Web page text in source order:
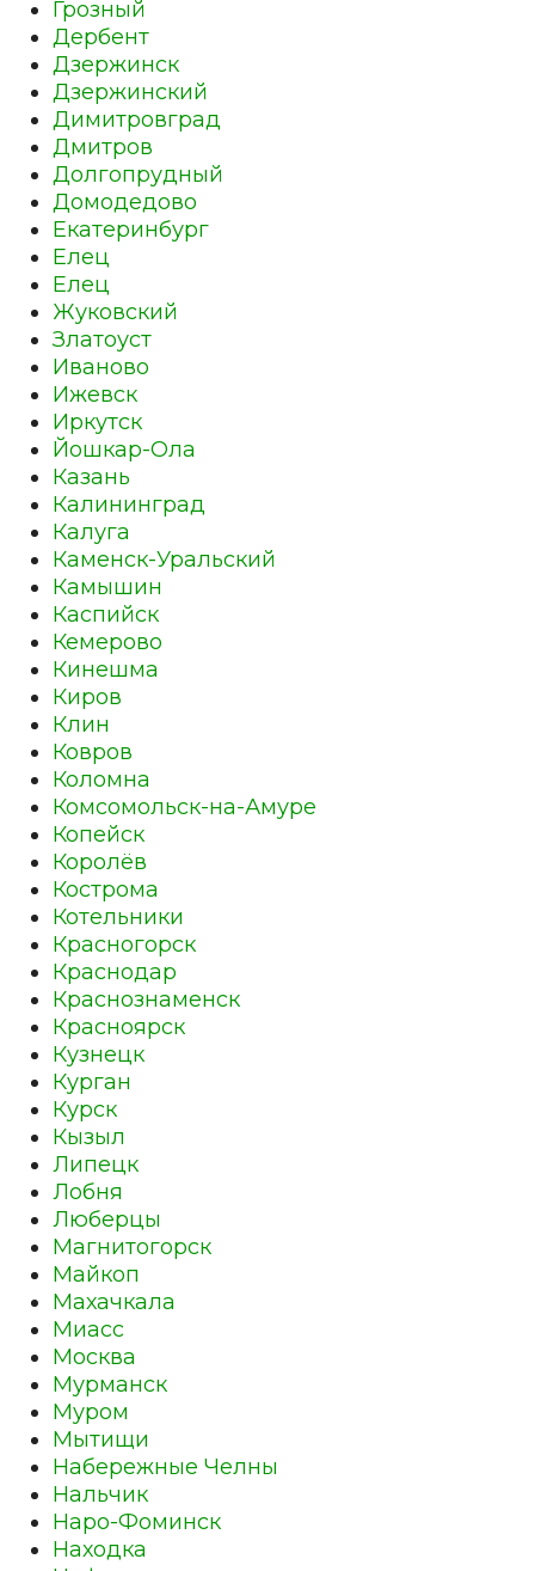
Грозный
Дербент
Дзержинск
Дзержинский
Димитровград
Дмитров
Долгопрудный
Домодедово
Екатеринбург
Елец
Елец
Жуковский
Златоуст
Иваново
Ижевск
Иркутск
Йошкар-Ола
Казань
Калининград
Калуга
Каменск-Уральский
Камышин
Каспийск
Кемерово
Кинешма
Киров
Клин
Ковров
Коломна
Комсомольск-на-Амуре
Копейск
Королёв
Кострома
Котельники
Красногорск
Краснодар
Краснознаменск
Красноярск
Кузнецк
Курган
Курск
Кызыл
Липецк
Лобня
Люберцы
Магнитогорск
Майкоп
Махачкала
Миасс
Москва
Мурманск
Муром
Мытищи
Набережные Челны
Нальчик
Наро-Фоминск
Находка